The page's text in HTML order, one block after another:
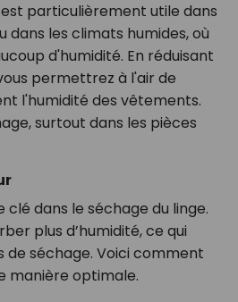
particulièrement utile dans
dans les climats humides, où
d'humidité. En réduisant
permettrez à l'air de
l'humidité des vêtements.
surtout dans les pièces
clé dans le séchage du linge.
plus d’humidité, ce qui
de séchage. Voici comment
manière optimale.